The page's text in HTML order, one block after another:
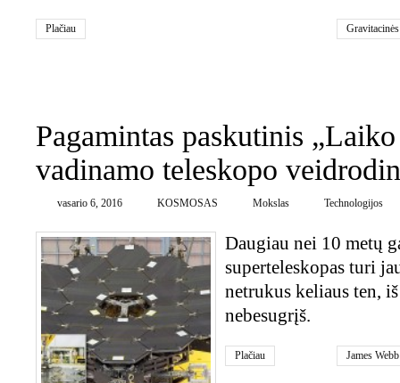
Plačiau
Pagamintas paskutinis
vadinamo teleskopo
vasario 6, 2016 KOSMOSAS Mokslas Technologijos
Daugiau nei 10 metų
superteleskopas turi
netrukus keliaus ten,
nebesugrįš.
Plačiau
James